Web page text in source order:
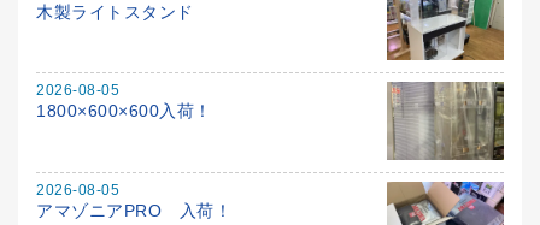
木製ライトスタンド
2026-08-05
1800×600×600入荷！
2026-08-05
アマゾニアPRO 入荷！